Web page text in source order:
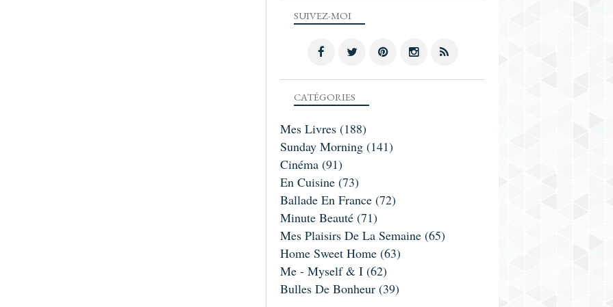
SUIVEZ-MOI
CATÉGORIES
Mes Livres (188)
Sunday Morning (141)
Cinéma (91)
En Cuisine (73)
Ballade En France (72)
Minute Beauté (71)
Mes Plaisirs De La Semaine (65)
Home Sweet Home (63)
Me - Myself & I (62)
Bulles De Bonheur (39)